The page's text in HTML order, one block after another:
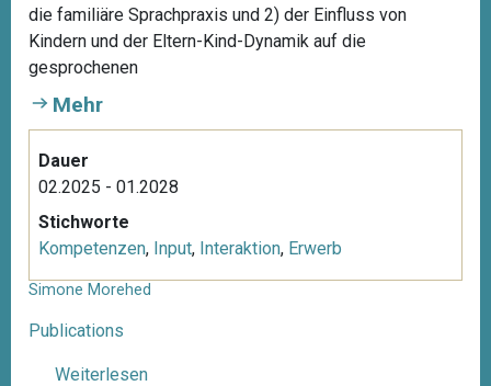
die familiäre Sprachpraxis und 2) der Einfluss von
Kindern und der Eltern-Kind-Dynamik auf die
gesprochenen
Mehr
Dauer
02.2025 - 01.2028
Stichworte
Kompetenzen, Input, Interaktion, Erwerb
Simone Morehed
Publications
Weiterlesen